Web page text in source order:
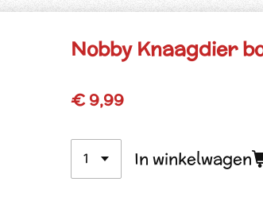
Nobby Knaagdier
€ 9,99
In winkelwagen